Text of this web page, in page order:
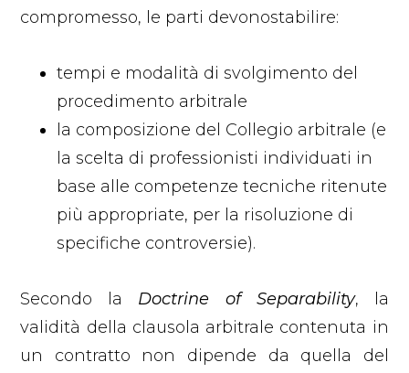
compromesso, le parti devonostabilire:
tempi e modalità di svolgimento del
procedimento arbitrale
la composizione del Collegio arbitrale (e
la scelta di professionisti individuati in
base alle competenze tecniche ritenute
più appropriate, per la risoluzione di
specifiche controversie).
Secondo la Doctrine of Separability, la
validità della clausola arbitrale contenuta in
un contratto non dipende da quella del